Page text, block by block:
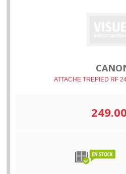
ATTACHE TREPIED RF
249.00